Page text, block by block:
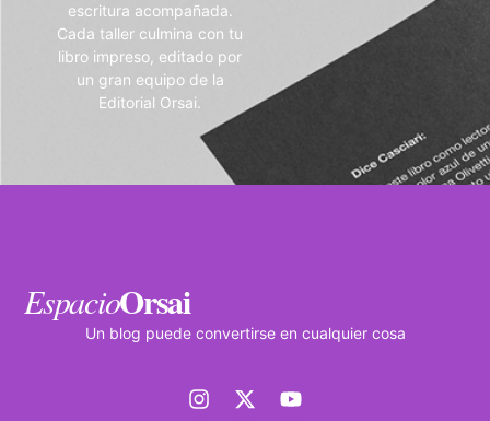
escritura acompañada.
Cada taller culmina con tu
libro impreso, editado por
un gran equipo de la
Editorial Orsai.
EspacioOrsai
Un blog puede convertirse en cualquier cosa